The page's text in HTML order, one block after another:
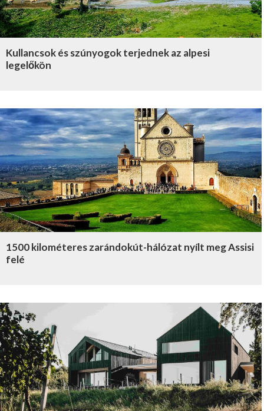
Kullancsok és szúnyogok terjednek az alpesi
legelőkön
1500 kilométeres zarándokút-hálózat nyílt meg Assisi
felé